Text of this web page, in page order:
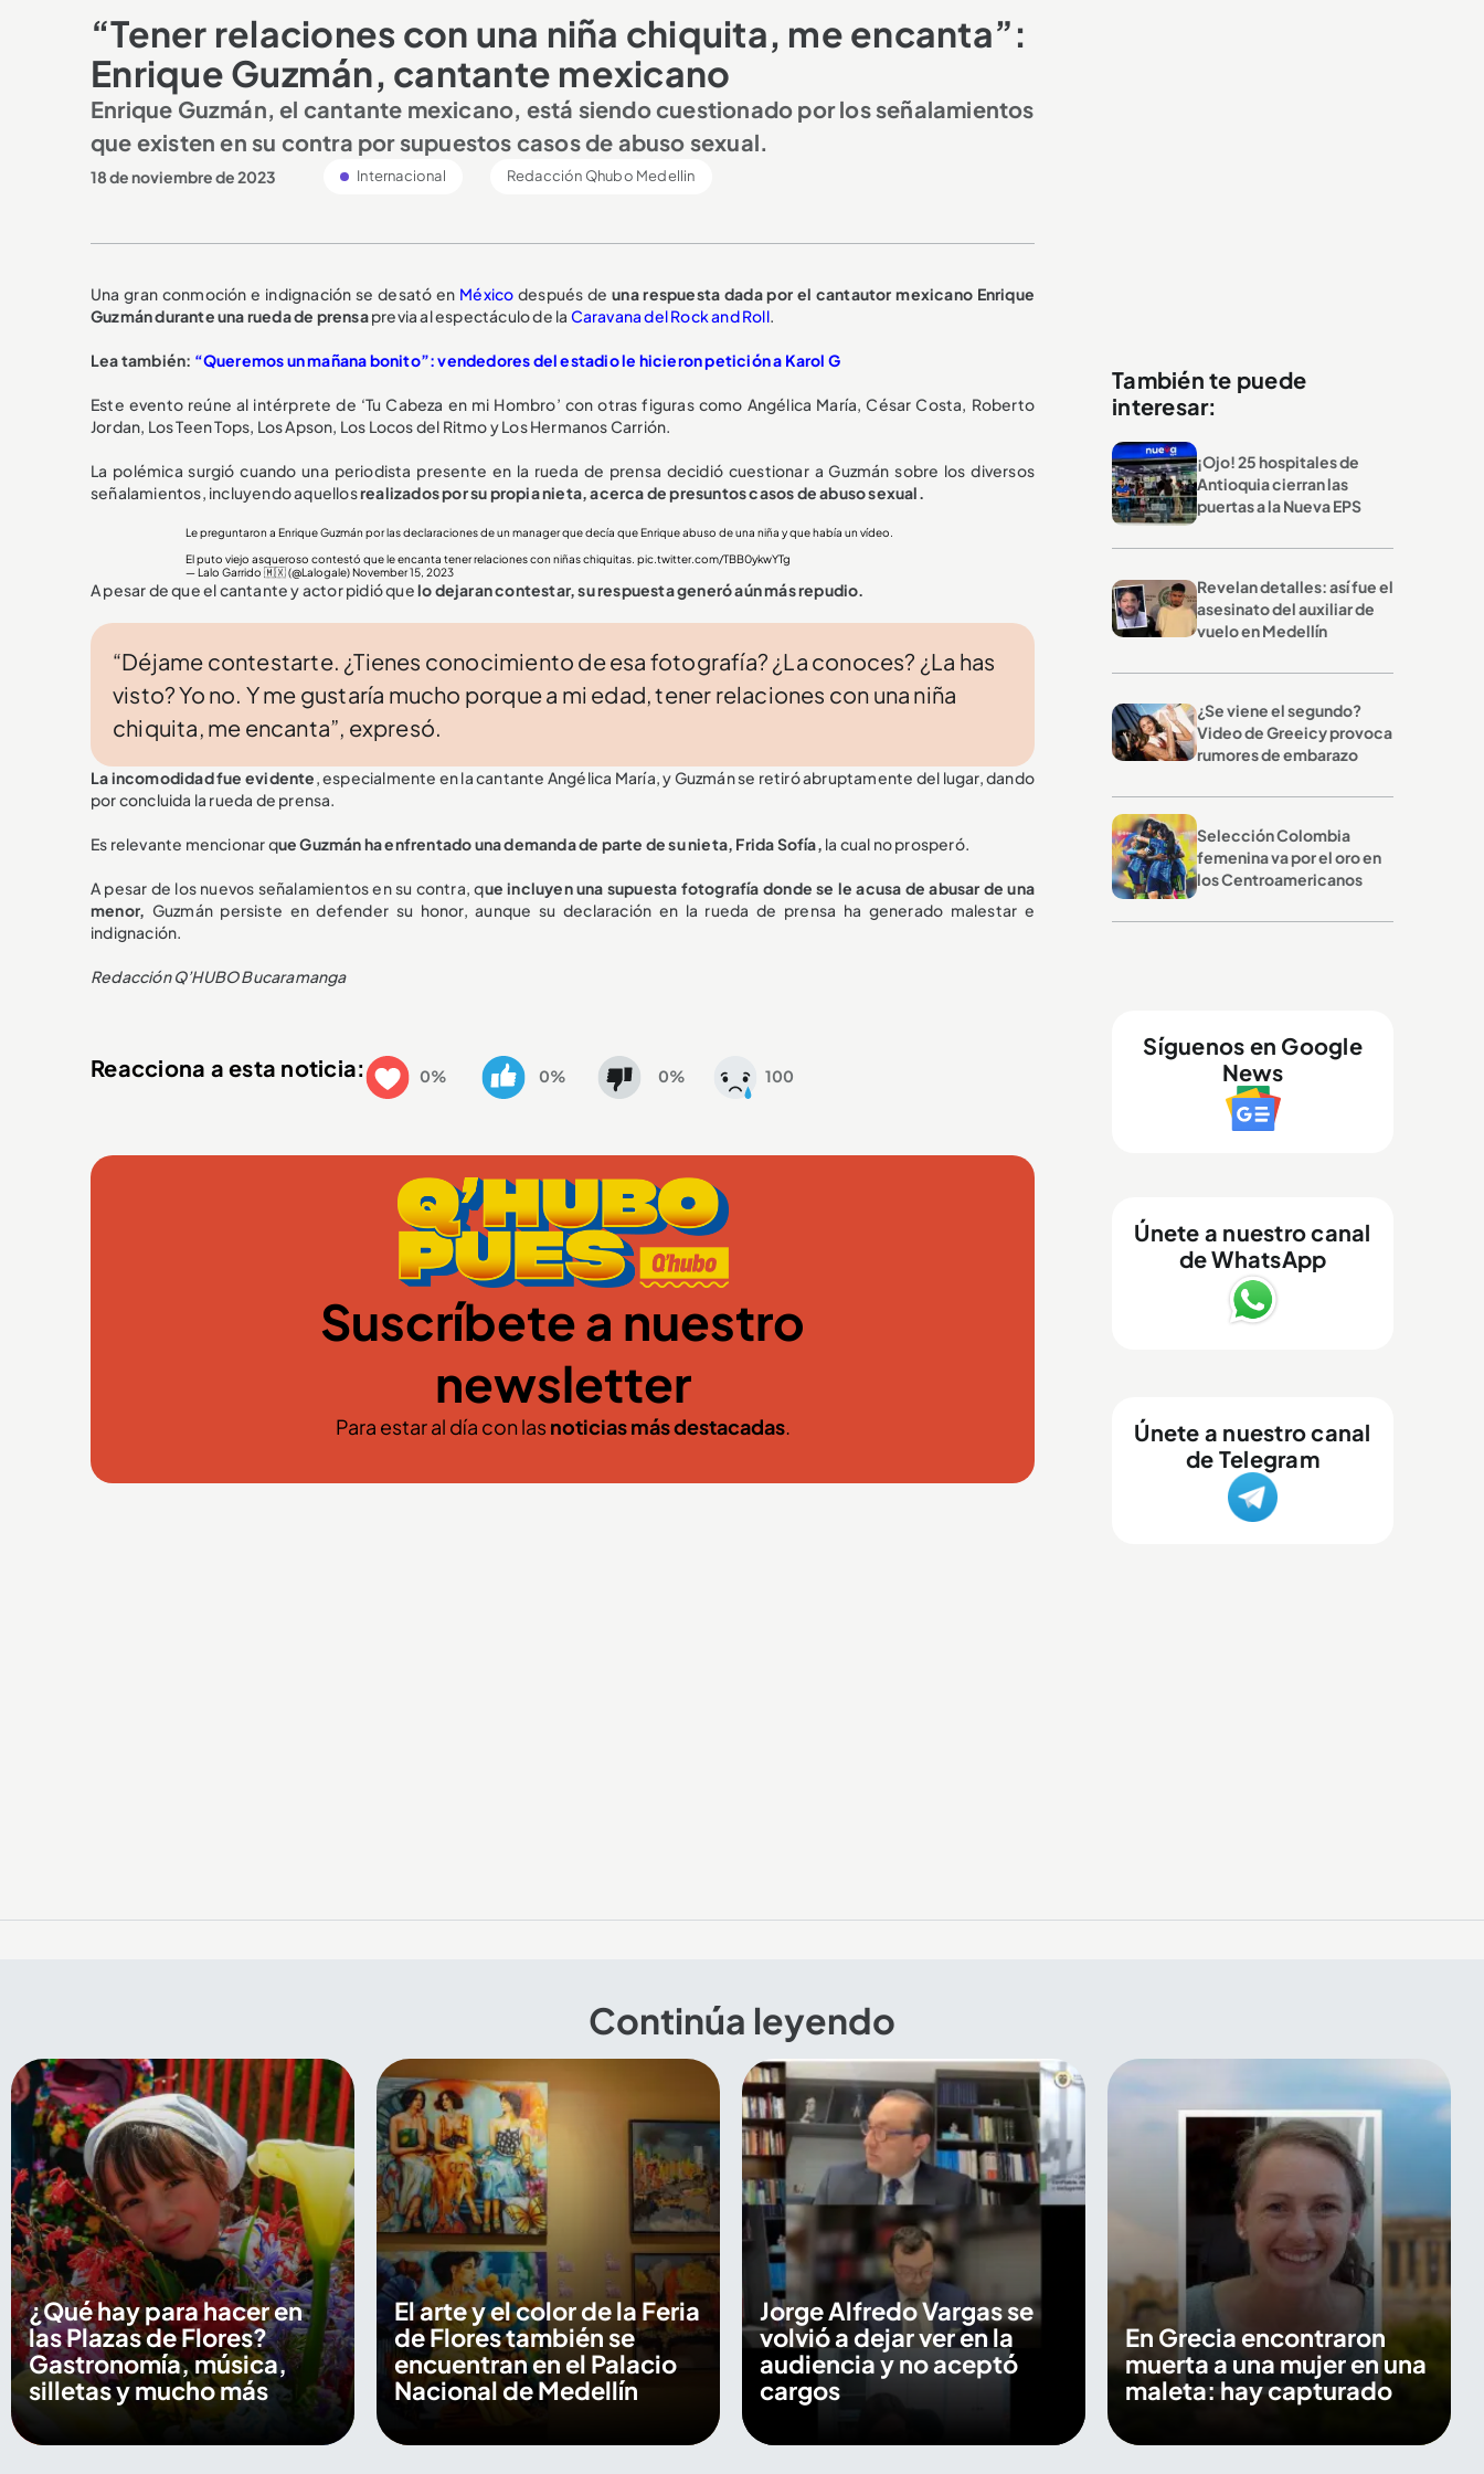
“Tener relaciones con una niña chiquita, me encanta”:
Enrique Guzmán, cantante mexicano
Enrique Guzmán, el cantante mexicano, está siendo cuestionado por los señalamientos
que existen en su contra por supuestos casos de abuso sexual.
18 de noviembre de 2023 Internacional Redacción Qhubo Medellin
Una gran conmoción e indignación se desató en México después deuna respuesta dada por el cantautor mexicano Enrique
Guzmán durante una rueda de prensaprevia al espectáculo de la Caravana del Rock and Roll.
Lea también: “Queremos un mañana bonito”: vendedores del estadio le hicieron petición a Karol G
Este evento reúne al intérprete de ‘Tu Cabeza en mi Hombro’ con otras figuras como Angélica María, César Costa, Roberto
Jordan, Los Teen Tops, Los Apson, Los Locos del Ritmo y Los Hermanos Carrión.
La polémica surgió cuando una periodista presente en la rueda de prensa decidió cuestionar a Guzmán sobre los diversos
señalamientos, incluyendo aquellosrealizados por su propia nieta, acerca de presuntos casos de abuso sexual.
Le preguntaron a Enrique Guzmán por las declaraciones de un manager que decía que Enrique abuso de una niña y que había un vídeo.
El puto viejo asqueroso contestó que le encanta tener relaciones con niñas chiquitas. pic.twitter.com/TBB0ykwYTg
— Lalo Garrido 🇲🇽 (@Lalogale)November 15, 2023
A pesar de que el cantante y actor pidió quelo dejaran contestar, su respuesta generó aún más repudio.
“Déjame contestarte. ¿Tienes conocimiento de esa fotografía? ¿La conoces? ¿La has
visto? Yo no. Y me gustaría mucho porque a mi edad, tener relaciones con una niña
chiquita, me encanta”, expresó.
La incomodidad fue evidente, especialmente en la cantante Angélica María, y Guzmán se retiró abruptamente del lugar, dando
por concluida la rueda de prensa.
Es relevante mencionar que Guzmán ha enfrentado una demanda de parte de su nieta, Frida Sofía, la cual no prosperó.
A pesar de los nuevos señalamientos en su contra, que incluyen una supuesta fotografía donde se le acusa de abusar de una
menor, Guzmán persiste en defender su honor, aunque su declaración en la rueda de prensa ha generado malestar e
indignación.
Redacción Q’HUBO Bucaramanga
Reacciona a esta noticia: 0% 0% 0% 100
Suscríbete a nuestro
newsletter
Para estar al día con lasnoticias más destacadas.
También te puede
interesar:
¡Ojo! 25 hospitales de
Antioquia cierran las
puertas a la Nueva EPS
Revelan detalles: así fue el
asesinato del auxiliar de
vuelo en Medellín
¿Se viene el segundo?
Video de Greeicy provoca
rumores de embarazo
Selección Colombia
femenina va por el oro en
los Centroamericanos
Síguenos en Google
News
Únete a nuestro canal
de WhatsApp
Únete a nuestro canal
de Telegram
Continúa leyendo
¿Qué hay para hacer en
las Plazas de Flores?
Gastronomía, música,
silletas y mucho más
El arte y el color de la Feria
de Flores también se
encuentran en el Palacio
Nacional de Medellín
Jorge Alfredo Vargas se
volvió a dejar ver en la
audiencia y no aceptó
cargos
En Grecia encontraron
muerta a una mujer en una
maleta: hay capturado